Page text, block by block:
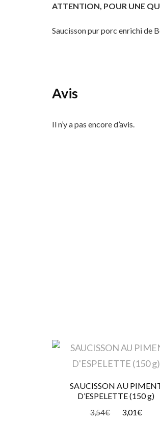
ATTENTION, POUR UNE
Saucisson pur porc enrichi de
Avis
Il n’y a pas encore d’avis.
SAUCISSON AU
D’ESPELETTE (150 g)
3,54€ 3,01€